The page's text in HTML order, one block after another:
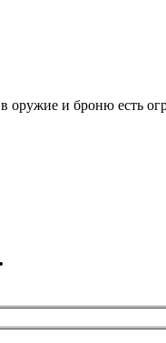
оружие и броню есть